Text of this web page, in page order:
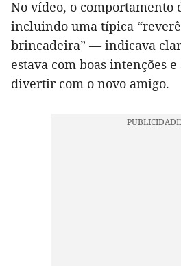
No vídeo, o comportamento
incluindo uma típica
brincadeira” — indicava
estava com boas intenções
divertir com o novo amigo.